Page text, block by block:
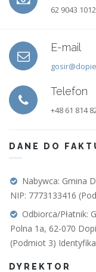
62 9043
E-mail
Telefon
+48 61 814
DANE DO
Nabywca: Gmina
NIP: 7773133416
Odbiorca/Płatnik:
Polna 1a, 62-070
(Podmiot 3)
DYREKTOR